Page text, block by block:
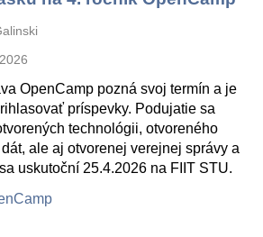
OpenCamp pozná svoj termín a je
príspevky. Podujatie sa
technológii, otvoreného
ale aj otvorenej verejnej správy a
uskutoční 25.4.2026 na FIIT STU.